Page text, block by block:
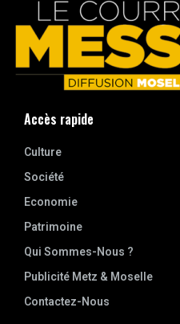
Accès rapide
Culture
Société
Economie
Patrimoine
Qui Sommes-Nous ?
Publicité Metz & Moselle
Contactez-Nous